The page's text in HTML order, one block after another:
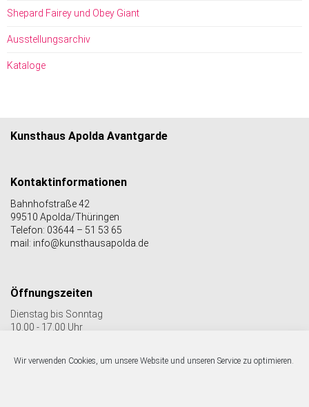
Wir verwenden Cookies, um unsere Website und unseren Service zu optimieren.
Shepard Fairey und Obey Giant
Ausstellungsarchiv
Kataloge
Kunsthaus Apolda Avantgarde
Kontaktinformationen
Bahnhofstraße 42
99510 Apolda/Thüringen
Telefon: 03644 – 51 53 65
mail: info@kunsthausapolda.de
Öffnungszeiten
Dienstag bis Sonntag
10.00 - 17.00 Uhr